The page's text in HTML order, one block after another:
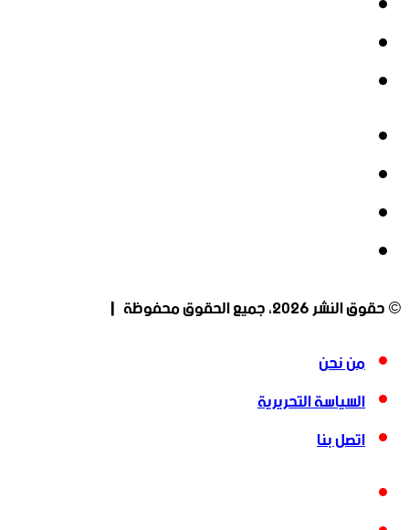
© حقوق النشر 2026، جميع الحقوق محفوظة |
من نحن
السياسة التحريرية
اتصل بنا